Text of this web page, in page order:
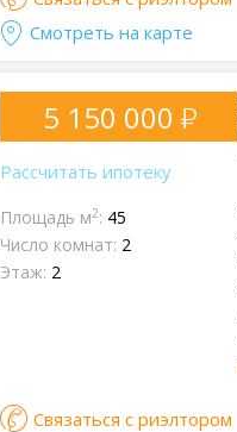
Смотреть на карте
5 150 000
Рассчитать ипотеку
Площадь м2: 45
Число комнат: 2
Этаж: 2
Связаться с риэлтором